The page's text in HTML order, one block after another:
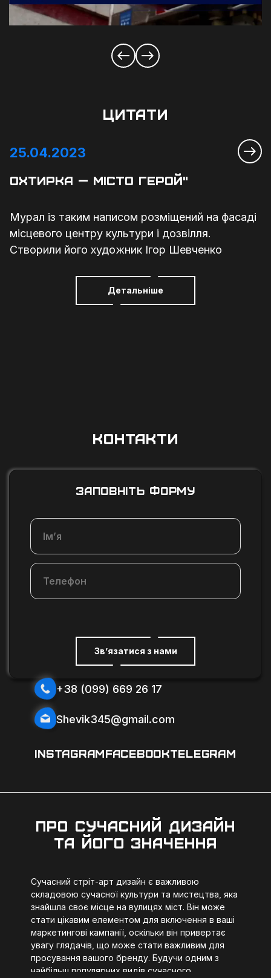
ЦИТАТИ
25.04.2023
Охтирка — місто герой"
Мурал із таким написом розміщений на фасаді
місцевого центру культури і дозвілля.
Створили його художник Ігор Шевченко
Детальніше
КОНТАКТИ
+38 (099) 669 26 17
Shevik345@gmail.com
INSTAGRAMFACEBOOKTELEGRAM
ЗАПОВНІТЬ ФОРМУ
Зв’язатися з нами
Про сучасний дизайн
та його значення
Сучасний стріт-арт дизайн є важливою
складовою сучасної культури та мистецтва, яка
знайшла своє місце на вулицях міст. Він може
стати цікавим елементом для включення в ваші
маркетингові кампанії, оскільки він привертає
увагу глядачів, що може стати важливим для
просування вашого бренду. Будучи одним з
найбільш популярних видів сучасного